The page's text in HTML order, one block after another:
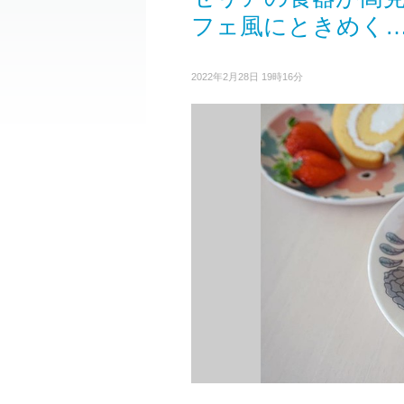
フェ風にときめ
2022年2月28日 19時16分